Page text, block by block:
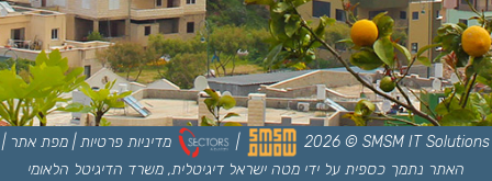
SMSM IT Solutions
©
2026
| מדיניות פרטיות|מפת אתר |
האתר נתמך כספית על ידי מטה ישראל דיגיטלית, משרד הדיגיטל הלאומי